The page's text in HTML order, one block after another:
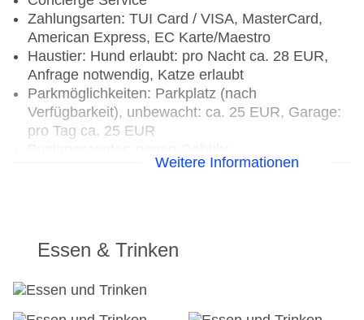
Zahlungsarten: TUI Card / VISA, MasterCard,
American Express, EC Karte/Maestro
Haustier: Hund erlaubt: pro Nacht ca. 28 EUR,
Anfrage notwendig, Katze erlaubt
Parkmöglichkeiten: Parkplatz (nach
Verfügbarkeit), unbewacht: ca. 25 EUR, Garage:
pro Tag ca. 25 EUR
Tagungseinrichtungen: klimatisierte
Landeskategorie: 5 Sterne
Weitere Informationen
Essen & Trinken